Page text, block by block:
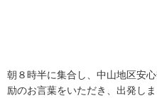
朝８時半に集合し、中山地区安
励のお言葉をいただき、出発しま